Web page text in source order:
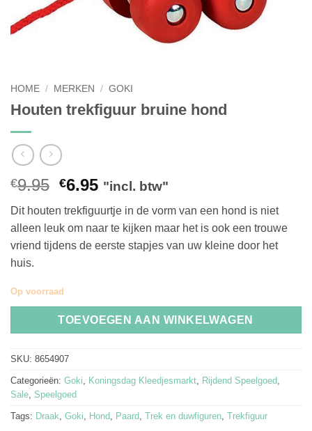
HOME / MERKEN / GOKI
Houten trekfiguur bruine hond
€9.95 Oorspronkelijke
prijs
was:
€9.95.
€6.95Huidige
prijs
is:
€6.95.
"incl. btw"
Dit houten trekfiguurtje in de vorm van een hond is niet
alleen leuk om naar te kijken maar het is ook een trouwe
vriend tijdens de eerste stapjes van uw kleine door het
huis.
Op voorraad
TOEVOEGEN AAN WINKELWAGEN
SKU: 8654907
Categorieën: Goki Koningsdag Kleedjesmarkt Rijdend Speelgoed
Sale Speelgoed
Tags: Draak Goki Hond Paard Trek en duwfiguren Trekfiguur